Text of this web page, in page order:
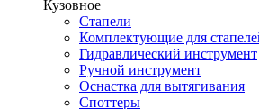
Кузовное
Стапели
Комплектующие для
Гидравлический инструмент
Ручной инструмент
Оснастка для вытягивания
Споттеры